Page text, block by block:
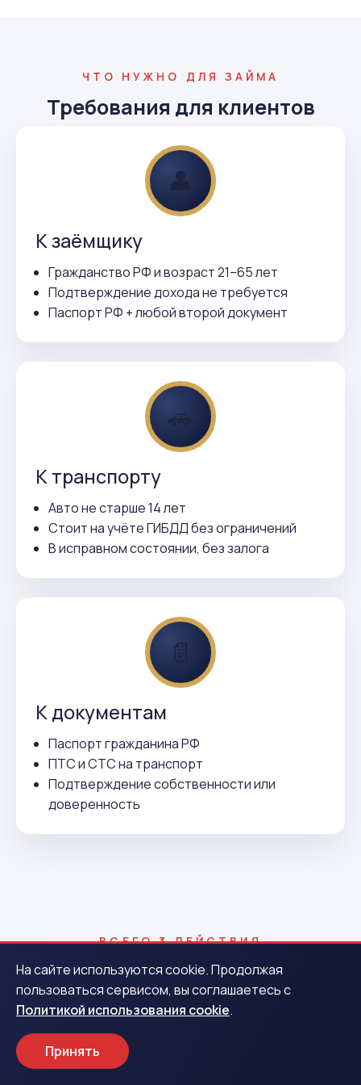
ЧТО НУЖНО ДЛЯ ЗАЙМА
Требования для клиентов
👤
К заёмщику
Гражданство РФ и возраст 21–65 лет
Подтверждение дохода не требуется
Паспорт РФ + любой второй документ
🚗
К транспорту
Авто не старше 14 лет
Стоит на учёте ГИБДД без ограничений
В исправном состоянии, без залога
📄
К документам
Паспорт гражданина РФ
ПТС и СТС на транспорт
Подтверждение собственности или
доверенность
ВСЕГО 3 ДЕЙСТВИЯ
Как получить деньги в Якутске
1
Заявка
На сайте используются cookie. Продолжая
пользоваться сервисом, вы соглашаетесь с
Политикой использования cookie.
Принять